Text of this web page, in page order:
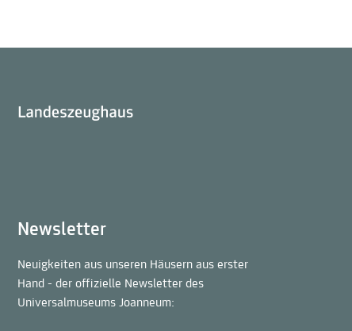
Newsletter
Neuigkeiten aus unseren Häusern aus erster
Hand - der offizielle Newsletter des
Universalmuseums Joanneum: